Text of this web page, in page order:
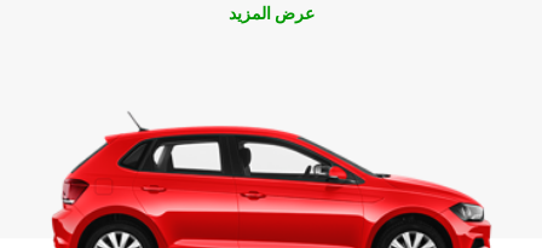
عرض المزيد